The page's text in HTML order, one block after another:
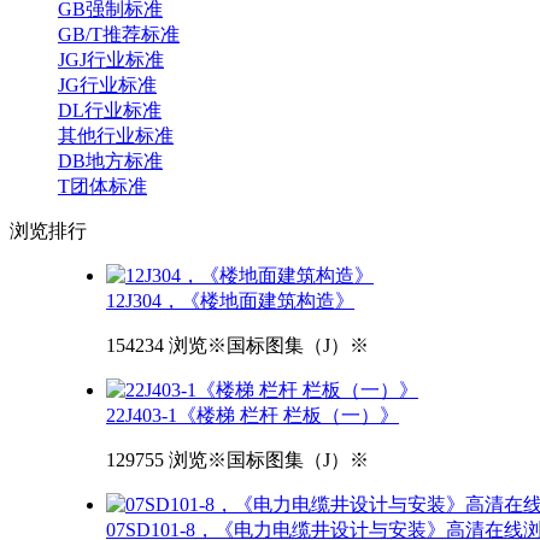
GB强制标准
GB/T推荐标准
JGJ行业标准
JG行业标准
DL行业标准
其他行业标准
DB地方标准
T团体标准
浏览排行
12J304，《楼地面建筑构造》
154234 浏览※国标图集（J）※
22J403-1《楼梯 栏杆 栏板（一）》
129755 浏览※国标图集（J）※
07SD101-8，《电力电缆井设计与安装》高清在线